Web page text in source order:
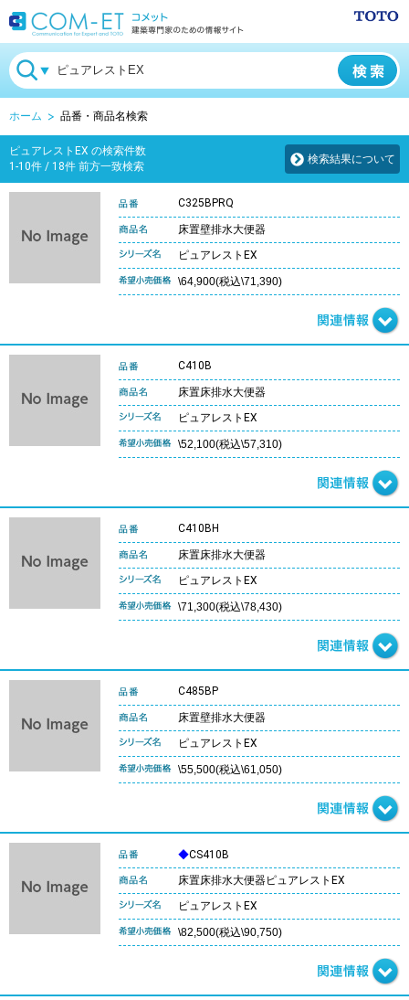
ホーム 品番・商品名検索
ピュアレストEX の検索件数
1-10件 / 18件 前方一致検索
検索結果について
C325BPRQ
床置壁排水大便器
ピュアレストEX
\64,900(税込\71,390)
C410B
床置床排水大便器
ピュアレストEX
\52,100(税込\57,310)
C410BH
床置床排水大便器
ピュアレストEX
\71,300(税込\78,430)
C485BP
床置壁排水大便器
ピュアレストEX
\55,500(税込\61,050)
◆CS410B
床置床排水大便器ピュアレストEX
ピュアレストEX
\82,500(税込\90,750)